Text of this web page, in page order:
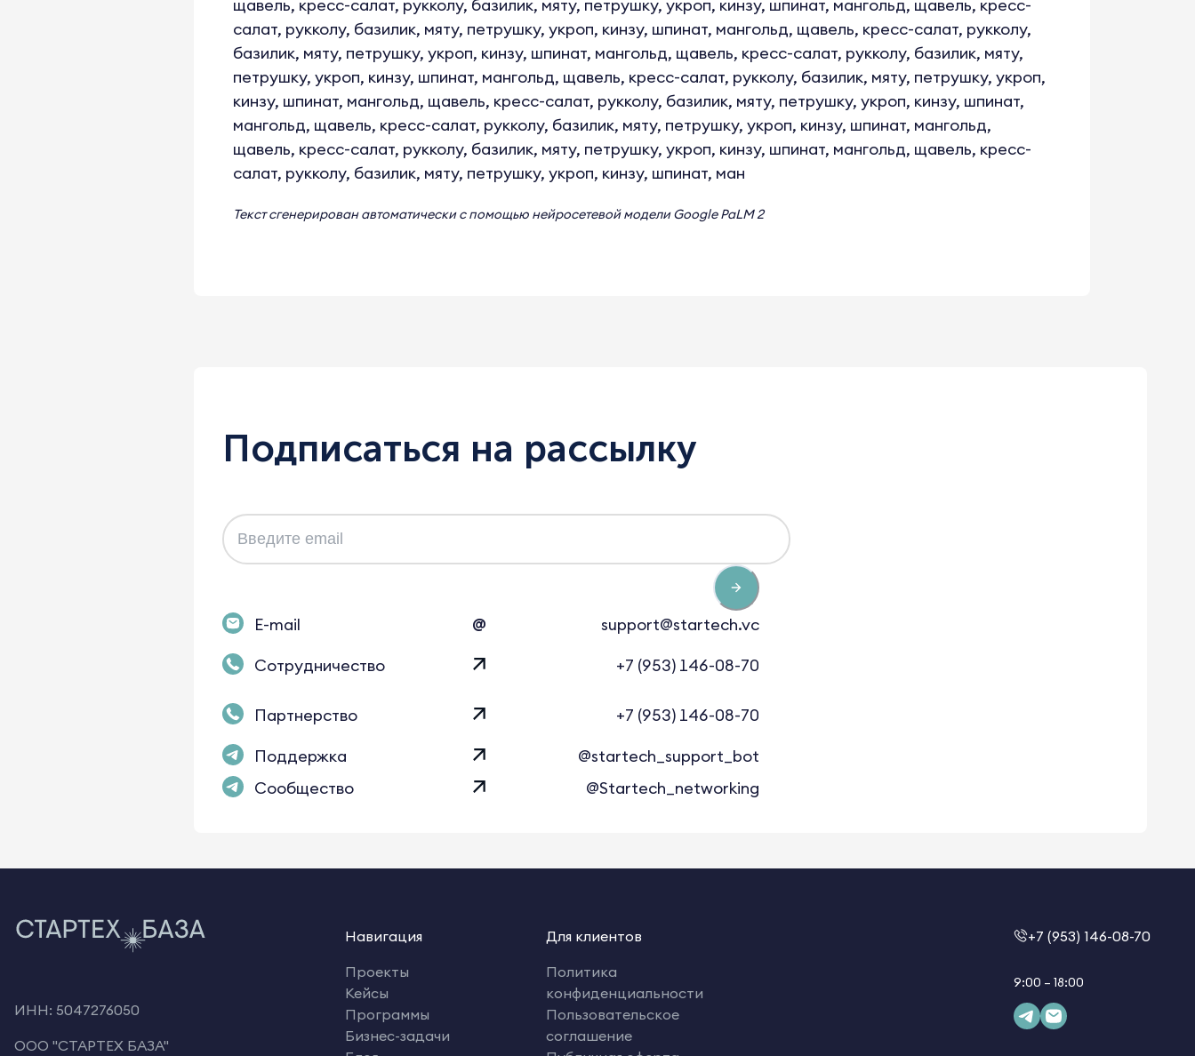
щавель, кресс-салат, рукколу, базилик, мяту, петрушку, укроп, кинзу, шпинат, мангольд, щавель, кресс-
салат, рукколу, базилик, мяту, петрушку, укроп, кинзу, шпинат, мангольд, щавель, кресс-салат, рукколу,
базилик, мяту, петрушку, укроп, кинзу, шпинат, мангольд, щавель, кресс-салат, рукколу, базилик, мяту,
петрушку, укроп, кинзу, шпинат, мангольд, щавель, кресс-салат, рукколу, базилик, мяту, петрушку, укроп,
кинзу, шпинат, мангольд, щавель, кресс-салат, рукколу, базилик, мяту, петрушку, укроп, кинзу, шпинат,
мангольд, щавель, кресс-салат, рукколу, базилик, мяту, петрушку, укроп, кинзу, шпинат, мангольд,
щавель, кресс-салат, рукколу, базилик, мяту, петрушку, укроп, кинзу, шпинат, мангольд, щавель, кресс-
салат, рукколу, базилик, мяту, петрушку, укроп, кинзу, шпинат, ман
Текст сгенерирован автоматически с помощью нейросетевой моделиGoogle PaLM 2
Подписаться на рассылку
E-mail @
support@startech.vc
Сотрудничество
+7 (953) 146-08-70
Партнерство
+7 (953) 146-08-70
Поддержка
@startech_support_bot
Сообщество
@Startech_networking
ИНН: 5047276050
OOO "СТАРТЕХ БАЗА"
Навигация
Проекты
Кейсы
Программы
Бизнес-задачи
Для клиентов
Политика
конфиденциальности
Пользовательское
соглашение
+7 (953) 146-08-70
9:00 – 18:00